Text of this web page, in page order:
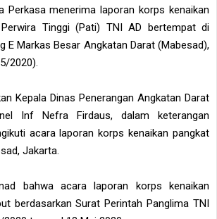
Perkasa menerima laporan korps kenaikan
Tinggi (Pati) TNI AD bertempat di
E Markas Besar Angkatan Darat (Mabesad),
2020).
Kepala Dinas Penerangan Angkatan Darat
Inf Nefra Firdaus, dalam keterangan
acara laporan korps kenaikan pangkat
Jakarta.
bahwa acara laporan korps kenaikan
berdasarkan Surat Perintah Panglima TNI